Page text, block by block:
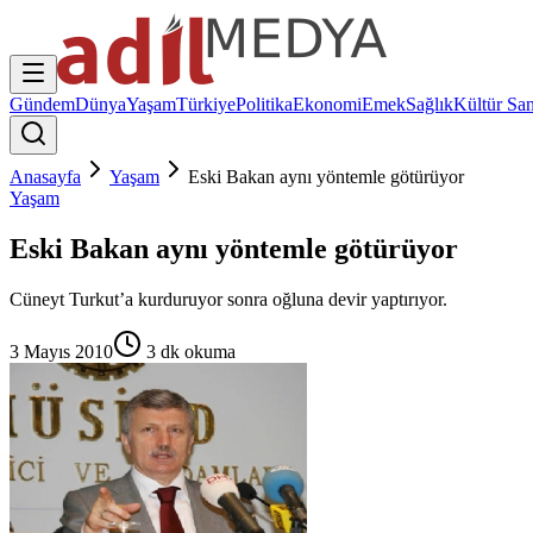
GündemDünyaYaşamTürkiyePolitikaEkonomiEmekSağlıkKültür
Anasayfa Yaşam
Eski Bakan aynı yöntemle götürüyor
Yaşam
Eski Bakan aynı yöntemle götürüyor
Cüneyt Turkut’a kurduruyor sonra oğluna devir yaptırıyor.
3 Mayıs 2010 3 dk okuma